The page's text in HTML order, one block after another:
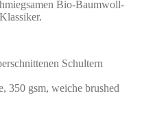
Bio-Baumwoll-
Schultern
350 gsm, weiche brushed